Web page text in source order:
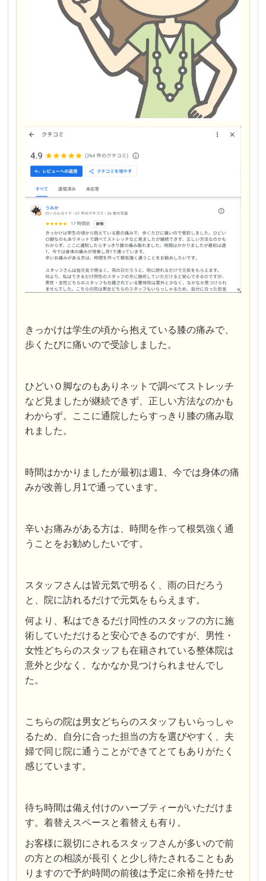
きっかけは学生の頃から抱えている膝の痛みで、
歩くたびに痛いので受診しました。
ひどいＯ脚なのもありネットで調べてストレッチ
など見ましたが継続できず、正しい方法なのかも
わからず。ここに通院したらすっきり膝の痛み取
れました。
時間はかかりましたが最初は週1、今では身体の痛
みが改善し月1で通っています。
辛いお痛みがある方は、時間を作って根気強く通
うことをお勧めしたいです。
スタッフさんは皆元気で明るく、雨の日だろう
と、院に訪れるだけで元気をもらえます。
何より、私はできるだけ同性のスタッフの方に施
術していただけると安心できるのですが、男性・
女性どちらのスタッフも在籍されている整体院は
意外と少なく、なかなか見つけられませんでし
た。
こちらの院は男女どちらのスタッフもいらっしゃ
るため、自分に合った担当の方を選びやすく、夫
婦で同じ院に通うことができてとてもありがたく
感じています。
待ち時間は備え付けのハーブティーがいただけま
す。着替えスペースと着替えも有り。
お客様に親切にされるスタッフさんが多いので前
の方との相談が長引くと少し待たされることもあ
りますので予約時間の前後は予定に余裕を持たせ